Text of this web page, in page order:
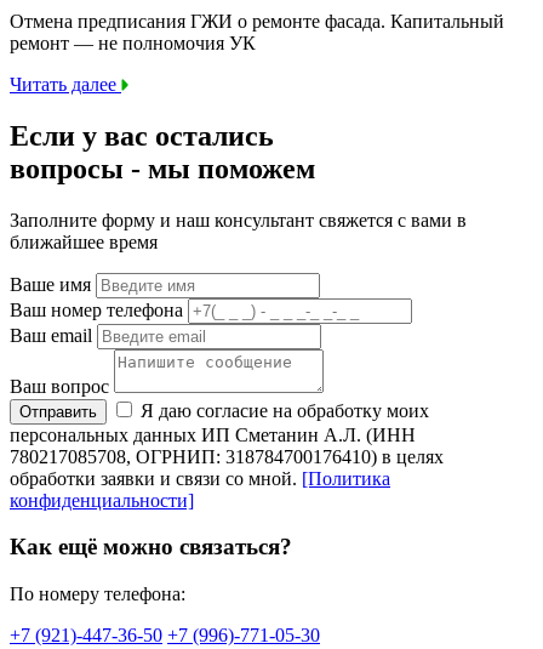
Отмена предписания ГЖИ о ремонте фасада. Капитальный
ремонт — не полномочия УК
Читать далее
Если у вас остались
вопросы - мы поможем
Заполните форму и наш консультант свяжется с вами в
ближайшее время
Ваше имя
Ваш номер телефона
Ваш email
Ваш вопрос
Отправить
Я даю согласие на обработку моих
персональных данных ИП Сметанин А.Л. (ИНН
780217085708, ОГРНИП: 318784700176410) в целях
обработки заявки и связи со мной. [Политика
конфиденциальности]
Как ещё можно связаться?
По номеру телефона:
+7 (921)-447-36-50 +7 (996)-771-05-30